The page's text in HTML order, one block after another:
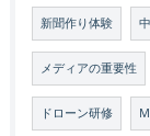
新聞作り体験
メディアの重要性
ドローン研修